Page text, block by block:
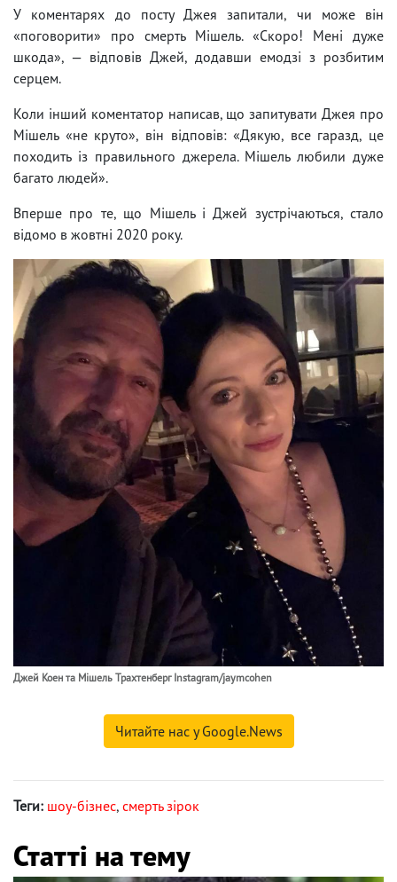
У коментарях до посту Джея запитали, чи може він
«поговорити» про смерть Мішель. «Скоро! Мені дуже
шкода», — відповів Джей, додавши емодзі з розбитим
серцем.
Коли інший коментатор написав, що запитувати Джея про
Мішель «не круто», він відповів: «Дякую, все гаразд, це
походить із правильного джерела. Мішель любили дуже
багато людей».
Вперше про те, що Мішель і Джей зустрічаються, стало
відомо в жовтні 2020 року.
Джей Коен та Мішель Трахтенберг Instagram/jaymcohen
Читайте нас у Google.News
Теги: шоу-бізнес, смерть зірок
Статті на тему